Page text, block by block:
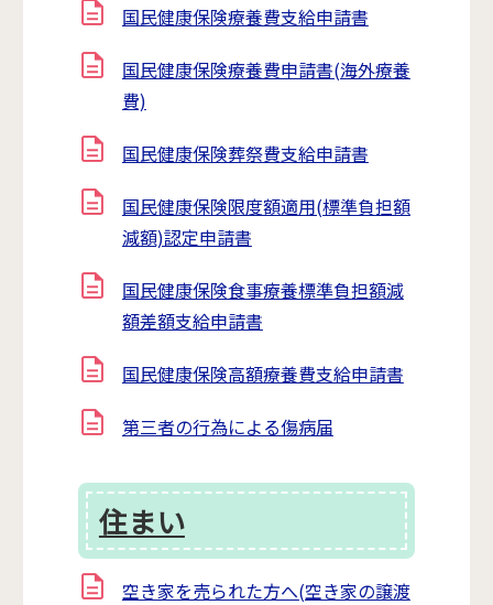
国民健康保険療養費支給申請書
国民健康保険療養費申請書(海外療養
費)
国民健康保険葬祭費支給申請書
国民健康保険限度額適用(標準負担額
減額)認定申請書
国民健康保険食事療養標準負担額減
額差額支給申請書
国民健康保険高額療養費支給申請書
第三者の行為による傷病届
住まい
空き家を売られた方へ(空き家の譲渡